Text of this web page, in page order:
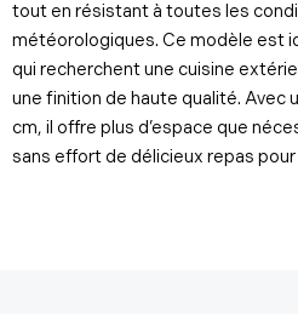
tout en résistant à toutes les
météorologiques. Ce modèle est
qui recherchent une cuisine
une finition de haute qualité. Avec
cm, il offre plus d’espace que
sans effort de délicieux repas